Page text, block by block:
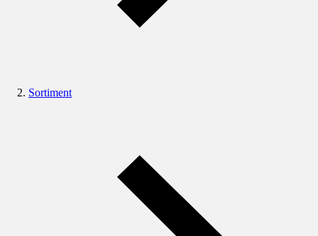
Sortiment